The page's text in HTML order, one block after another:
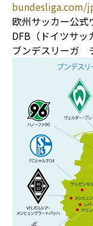
bundesliga.com/
欧州サッカー公
DFB（ドイツサ
ブンデスリーガ